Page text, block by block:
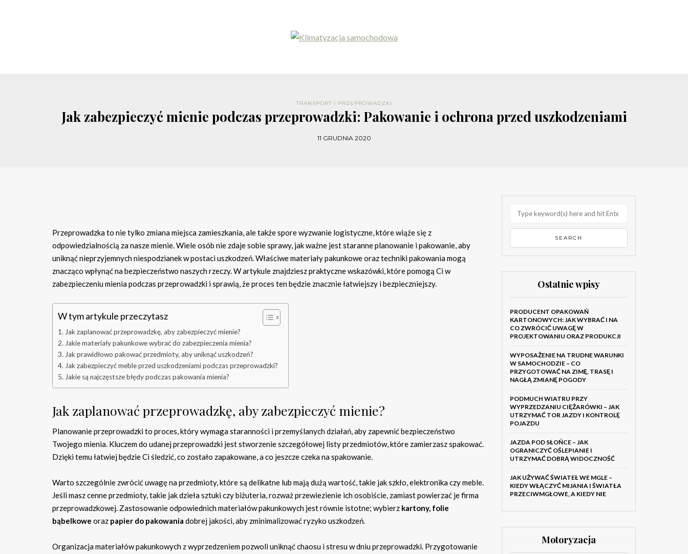
TRANSPORT I PRZEPROWADZKI
Jak zabezpieczyć mienie podczas przeprowadzki: Pakowanie i ochrona przed uszkodzeniami
11 GRUDNIA 2020
Przeprowadzka to nie tylko zmiana miejsca zamieszkania, ale także spore wyzwanie logistyczne, które wiąże się z
odpowiedzialnością za nasze mienie. Wiele osób nie zdaje sobie sprawy, jak ważne jest staranne planowanie i pakowanie, aby
uniknąć nieprzyjemnych niespodzianek w postaci uszkodzeń. Właściwe materiały pakunkowe oraz techniki pakowania mogą
znacząco wpłynąć na bezpieczeństwo naszych rzeczy. W artykule znajdziesz praktyczne wskazówki, które pomogą Ci w
zabezpieczeniu mienia podczas przeprowadzki i sprawią, że proces ten będzie znacznie łatwiejszy i bezpieczniejszy.
W tym artykule przeczytasz
Jak zaplanować przeprowadzkę, aby zabezpieczyć mienie?
Jakie materiały pakunkowe wybrać do zabezpieczenia mienia?
Jak prawidłowo pakować przedmioty, aby uniknąć uszkodzeń?
Jak zabezpieczyć meble przed uszkodzeniami podczas przeprowadzki?
Jakie są najczęstsze błędy podczas pakowania mienia?
Jak zaplanować przeprowadzkę, aby zabezpieczyć mienie?
Planowanie przeprowadzki to proces, który wymaga staranności i przemyślanych działań, aby zapewnić bezpieczeństwo
Twojego mienia. Kluczem do udanej przeprowadzki jest stworzenie szczegółowej listy przedmiotów, które zamierzasz spakować.
Dzięki temu łatwiej będzie Ci śledzić, co zostało zapakowane, a co jeszcze czeka na spakowanie.
Warto szczególnie zwrócić uwagę na przedmioty, które są delikatne lub mają dużą wartość, takie jak szkło, elektronika czy meble.
Jeśli masz cenne przedmioty, takie jak dzieła sztuki czy biżuteria, rozważ przewiezienie ich osobiście, zamiast powierzać je firma
przeprowadzkowej. Zastosowanie odpowiednich materiałów pakunkowych jest równie istotne; wybierz kartony, folie
bąbelkowe oraz papier do pakowania dobrej jakości, aby zminimalizować ryzyko uszkodzeń.
Organizacja materiałów pakunkowych z wyprzedzeniem pozwoli uniknąć chaosu i stresu w dniu przeprowadzki. Przygotowanie
Ostatnie wpisy
PRODUCENT OPAKOWAŃ
KARTONOWYCH: JAK WYBRAĆ I NA
CO ZWRÓCIĆ UWAGĘ W
PROJEKTOWANIU ORAZ PRODUKCJI
WYPOSAŻENIE NA TRUDNE WARUNKI
W SAMOCHODZIE – CO
PRZYGOTOWAĆ NA ZIMĘ, TRASĘ I
NAGŁĄ ZMIANĘ POGODY
PODMUCH WIATRU PRZY
WYPRZEDZANIU CIĘŻARÓWKI – JAK
UTRZYMAĆ TOR JAZDY I KONTROLĘ
POJAZDU
JAZDA POD SŁOŃCE – JAK
OGRANICZYĆ OŚLEPIANIE I
UTRZYMAĆ DOBRĄ WIDOCZNOŚĆ
JAK UŻYWAĆ ŚWIATEŁ WE MGLE –
KIEDY WŁĄCZYĆ MIJANIA I ŚWIATŁA
PRZECIWMGŁOWE, A KIEDY NIE
Motoryzacja